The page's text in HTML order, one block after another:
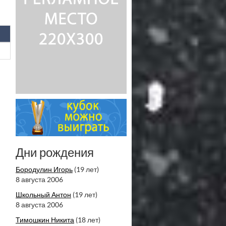
Дни рождения
Бородулин Игорь (19 лет)
8 августа 2006
Школьный Антон (19 лет)
8 августа 2006
Тимошкин Никита (18 лет)